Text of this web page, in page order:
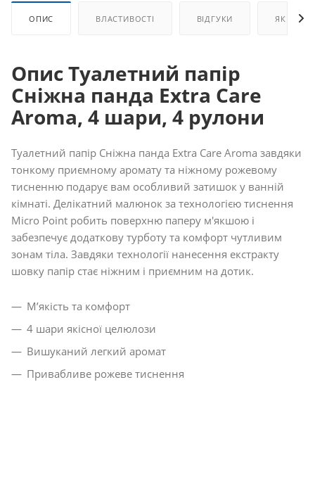
ОПИС ВЛАСТИВОСТІ ВІДГУКИ ЯК
Опис Туалетний папір
Сніжна панда Extra Care
Aroma, 4 шари, 4 рулони
Туалетний папір Сніжна панда Extra Care Aroma завдяки
тонкому приємному аромату та ніжному рожевому
тисненню подарує вам особливий затишок у ванній
кімнаті. Делікатний малюнок за технологією тиснення
Micro Point робить поверхню паперу м'якшою і
забезпечує додаткову турботу та комфорт чутливим
зонам тіла. Завдяки технології нанесення екстракту
шовку папір стає ніжним і приємним на дотик.
М’якість та комфорт
4 шари якісної целюлози
Вишуканий легкий аромат
Привабливе рожеве тиснення